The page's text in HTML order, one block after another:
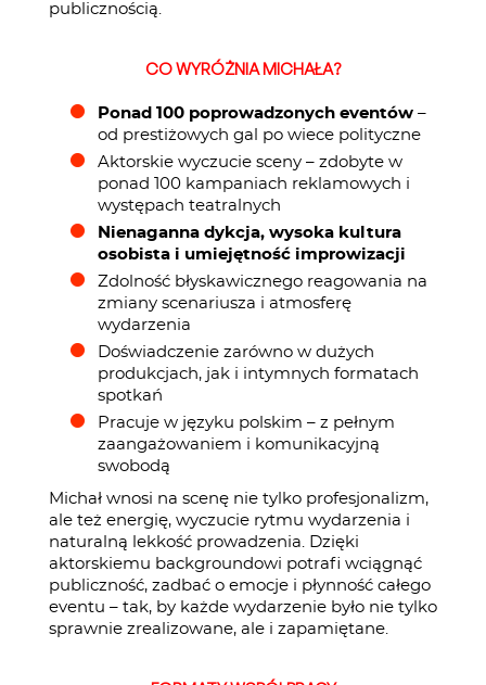
publicznością.
CO WYRÓŻNIA MICHAŁA?
Ponad 100 poprowadzonych eventów –
od prestiżowych gal po wiece polityczne
Aktorskie wyczucie sceny – zdobyte w
ponad 100 kampaniach reklamowych i
występach teatralnych
Nienaganna dykcja, wysoka kultura
osobista i umiejętność improwizacji
Zdolność błyskawicznego reagowania na
zmiany scenariusza i atmosferę
wydarzenia
Doświadczenie zarówno w dużych
produkcjach, jak i intymnych formatach
spotkań
Pracuje w języku polskim – z pełnym
zaangażowaniem i komunikacyjną
swobodą
Michał wnosi na scenę nie tylko profesjonalizm,
ale też energię, wyczucie rytmu wydarzenia i
naturalną lekkość prowadzenia. Dzięki
aktorskiemu backgroundowi potrafi wciągnąć
publiczność, zadbać o emocje i płynność całego
eventu – tak, by każde wydarzenie było nie tylko
sprawnie zrealizowane, ale i zapamiętane.